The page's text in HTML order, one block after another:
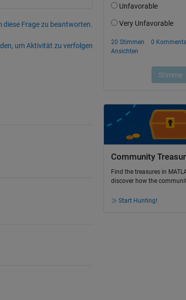
diese Frage zu beantworten.
um Aktivität zu verfolgen
Community
Find the treasures in
discover how the
Start Hunting!